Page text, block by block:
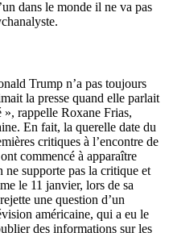
dans le monde il ne va pas
Trump n’a pas toujours
la presse quand elle parlait
», rappelle Roxane Frias,
En fait, la querelle date du
critiques à l’encontre de
commencé à apparaître
ne supporte pas la critique et
le 11 janvier, lors de sa
une question d’un
américaine, qui a eu le
des informations sur les